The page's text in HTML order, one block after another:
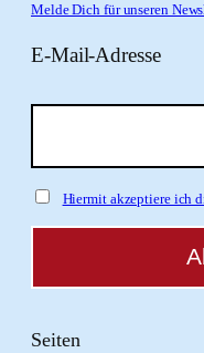
Melde Dich für unseren
E-Mail-Adresse
Hiermit akzeptiere ich
Seiten